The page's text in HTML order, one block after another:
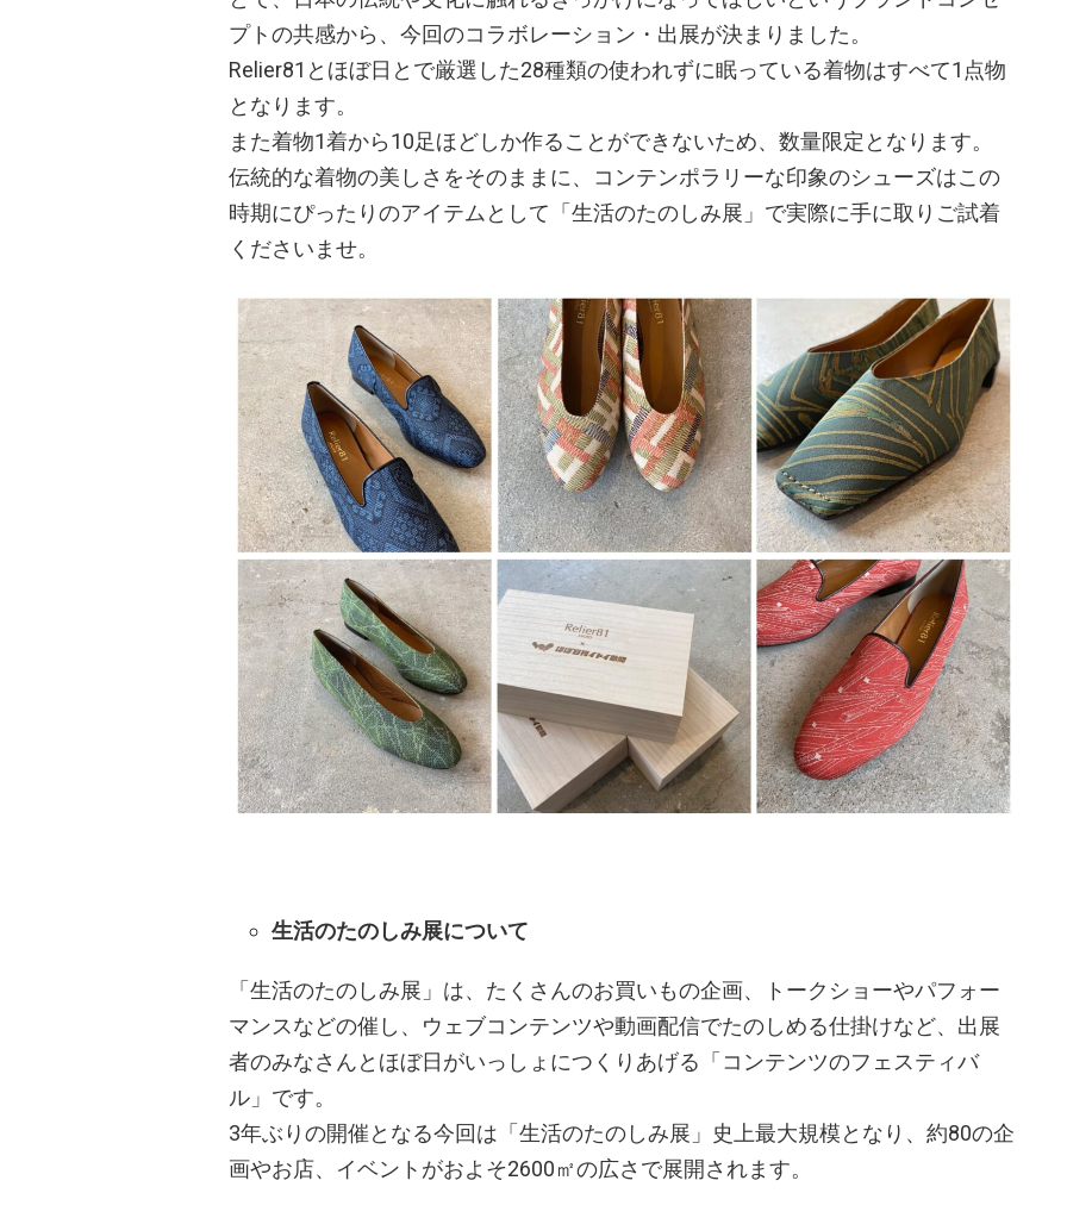
プトの共感から、今回のコラボレーション・出展が決まりました。
Relier81とほぼ日とで厳選した28種類の使われずに眠っている着物はすべて1点物
となります。
また着物1着から10足ほどしか作ることができないため、数量限定となります。
伝統的な着物の美しさをそのままに、コンテンポラリーな印象のシューズはこの
時期にぴったりのアイテムとして「生活のたのしみ展」で実際に手に取りご試着
くださいませ。
生活のたのしみ展について
「生活のたのしみ展」は、たくさんのお買いもの企画、トークショーやパフォー
マンスなどの催し、ウェブコンテンツや動画配信でたのしめる仕掛けなど、出展
者のみなさんとほぼ日がいっしょにつくりあげる「コンテンツのフェスティバ
ル」です。
3年ぶりの開催となる今回は「生活のたのしみ展」史上最大規模となり、約80の企
画やお店、イベントがおよそ2600㎡の広さで展開されます。